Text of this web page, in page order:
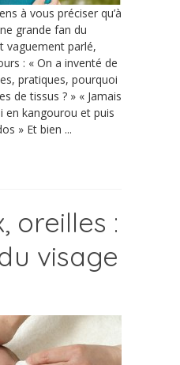
à vous préciser qu’à
grande fan du
vaguement parlé,
: « On a inventé de
pratiques, pourquoi
de tissus ? » « Jamais
en kangourou et puis
» Et bien ...
oreilles :
visage